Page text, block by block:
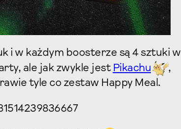
i w każdym boosterze są 4 sztuki w
ale jak zwykle jest Pikachu
,
tyle co zestaw Happy Meal.